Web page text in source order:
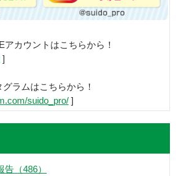
カウントはこちらから！
]
ラムはこちらから！
suido_pro/ ]
（486）